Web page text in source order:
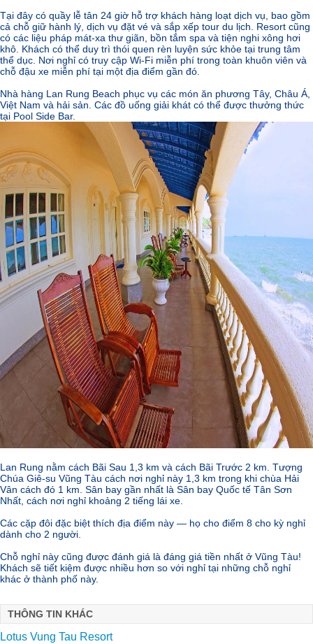
Tại đây có quầy lễ tân 24 giờ hỗ trợ khách hàng loạt dịch vụ, bao gồm
cả chỗ giữ hành lý, dịch vụ đặt vé và sắp xếp tour du lịch. Resort cũng
có các liệu pháp mát-xa thư giãn, bồn tắm spa và tiện nghi xông hơi
khô. Khách có thể duy trì thói quen rèn luyện sức khỏe tại trung tâm
thể dục. Nơi nghỉ có truy cập Wi-Fi miễn phí trong toàn khuôn viên và
chỗ đậu xe miễn phí tại một địa điểm gần đó.
Nhà hàng Lan Rung Beach phục vụ các món ăn phương Tây, Châu Á,
Việt Nam và hải sản. Các đồ uống giải khát có thể được thưởng thức
tại Pool Side Bar.
Lan Rung nằm cách Bãi Sau 1,3 km và cách Bãi Trước 2 km. Tượng
Chúa Giê-su Vũng Tàu cách nơi nghỉ này 1,3 km trong khi chùa Hải
Vân cách đó 1 km. Sân bay gần nhất là Sân bay Quốc tế Tân Sơn
Nhất, cách nơi nghỉ khoảng 2 tiếng lái xe.
Các cặp đôi đặc biệt thích địa điểm này — họ cho điểm 8 cho kỳ nghỉ
dành cho 2 người.
Chỗ nghỉ này cũng được đánh giá là đáng giá tiền nhất ở Vũng Tàu!
Khách sẽ tiết kiệm được nhiều hơn so với nghỉ tại những chỗ nghỉ
khác ở thành phố này.
THÔNG TIN KHÁC
Lotus Vung Tau Resort